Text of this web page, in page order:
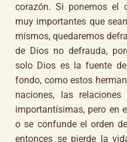
corazón. Si ponemos el
muy importantes que
mismos, quedaremos
de Dios no defrauda,
solo Dios es la fuente
fondo, como estos
naciones, las
importantísimas, pero en
o se confunde el orden
entonces se pierde la